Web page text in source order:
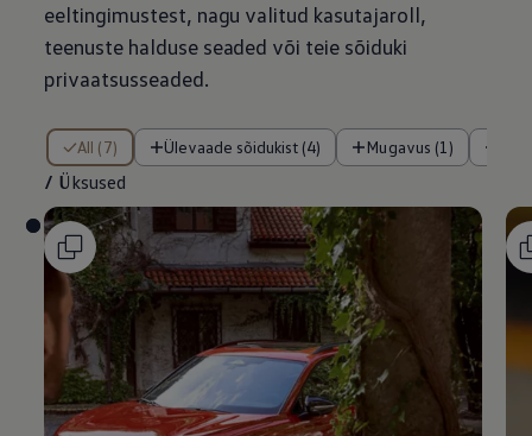
eeltingimustest, nagu valitud kasutajaroll,
teenuste halduse seaded või teie sõiduki
privaatsusseaded.
All (7) Ülevaade sõidukist (4) Mugavus (1)
/ Üksused
/ Üksused